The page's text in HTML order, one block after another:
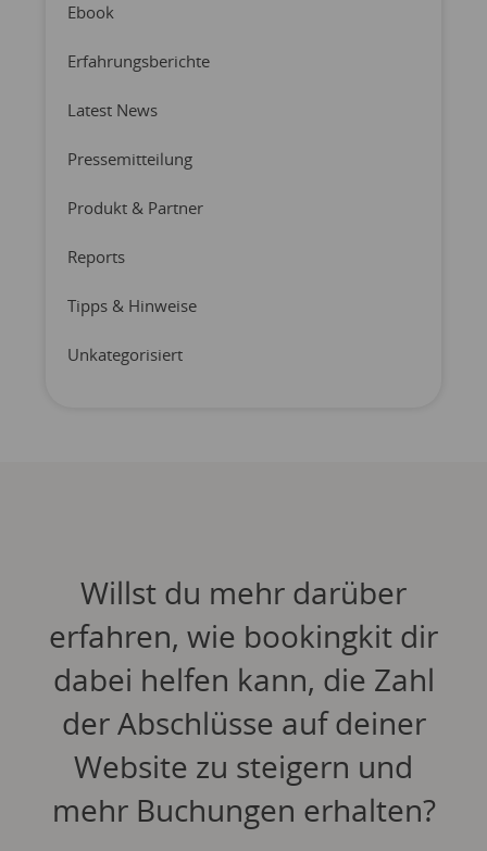
Ebook
Erfahrungsberichte
Latest News
Pressemitteilung
Produkt & Partner
Reports
Tipps & Hinweise
Unkategorisiert
Willst du mehr darüber
erfahren, wie bookingkit dir
dabei helfen kann, die Zahl
der Abschlüsse auf deiner
Website zu steigern und
mehr Buchungen erhalten?